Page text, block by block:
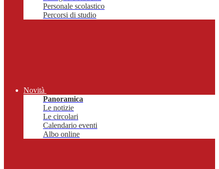
Personale scolastico
Percorsi di studio
Novità
Panoramica
Le notizie
Le circolari
Calendario eventi
Albo online